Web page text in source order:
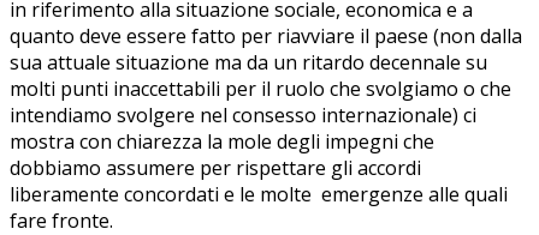
in riferimento alla situazione sociale, economica e a
quanto deve essere fatto per riavviare il paese (non dalla
sua attuale situazione ma da un ritardo decennale su
molti punti inaccettabili per il ruolo che svolgiamo o che
intendiamo svolgere nel consesso internazionale) ci
mostra con chiarezza la mole degli impegni che
dobbiamo assumere per rispettare gli accordi
liberamente concordati e le molte emergenze alle quali
fare fronte.